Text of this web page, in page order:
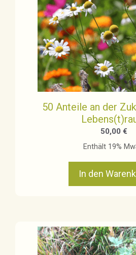
50 Anteile an der
50,00 €
Enthält 19%
In den